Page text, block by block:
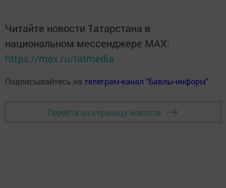
Читайте новости Татарстана в
национальном мессенджере MАХ:
https://max.ru/tatmedia
Подписывайтесь на телеграм-канал "Бавлы-информ"
Перейти на страницу новости